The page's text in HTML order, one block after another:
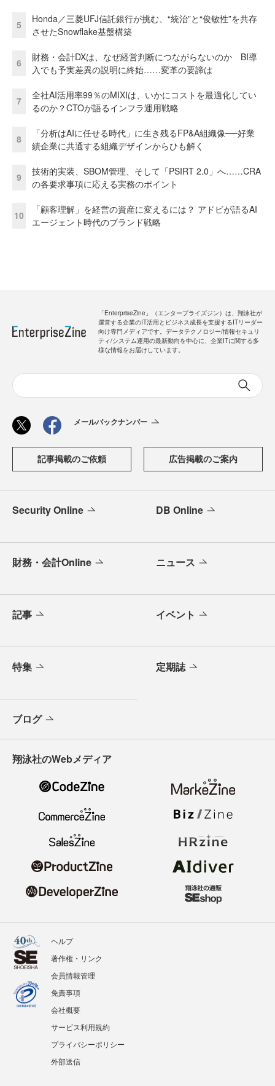
5
Honda／三菱UFJ信託銀行が挑む、“統治”と“俊敏性”を共存
させたSnowflake基盤構築
6
財務・会計DXは、なぜ経営判断につながらないのか BI導
入でも予実差異の説明に終始……変革の要諦は
7
全社AI活用率99％のMIXIは、いかにコストを最適化してい
るのか？CTOが語るインフラ運用戦略
8
「分析はAIに任せる時代」に生き残るFP&A組織像──好業
績企業に共通する組織デザインからひも解く
9
技術的実装、SBOM管理、そして「PSIRT 2.0」へ……CRA
の各要求事項に応える実務のポイント
10
「顧客理解」を経営の資産に変えるには？ アドビが語るAI
エージェント時代のブランド戦略
「EnterpriseZine」（エンタープライズジン）は、翔泳社が
運営する企業のIT活用とビジネス成長を支援するITリーダー
向け専門メディアです。データテクノロジー/情報セキュリ
ティ/システム運用の最新動向を中心に、企業ITに関する多
様な情報をお届けしています。
メールバックナンバー
記事掲載のご依頼 広告掲載のご案内
Security Online DB Online
財務・会計Online ニュース
記事 イベント
特集 定期誌
ブログ
翔泳社のWebメディア
ヘルプ
著作権・リンク
会員情報管理
免責事項
会社概要
サービス利用規約
プライバシーポリシー
外部送信